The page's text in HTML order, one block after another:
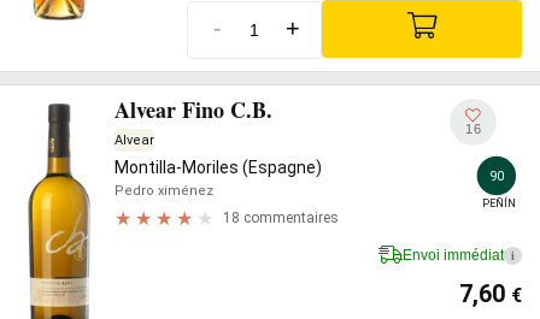
- +
Alvear Fino C.B.
Alvear
Montilla-Moriles (Espagne)
Pedro ximénez
18 commentaires
16
90
PEÑÍN
Envoi immédiat i
7,60 €